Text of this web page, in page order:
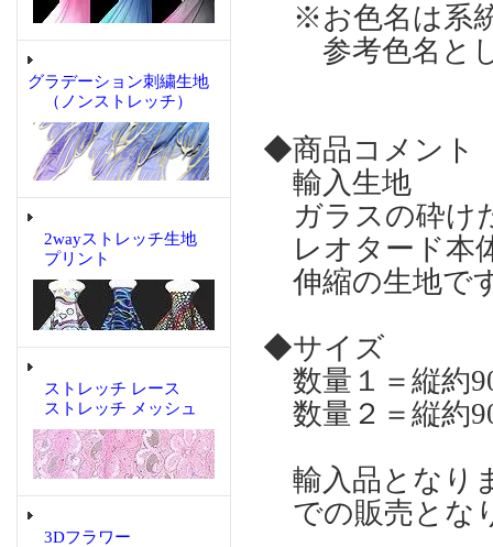
グラデーション刺繍生地
（ノンストレッチ）
2wayストレッチ生地
プリント
ストレッチ レース
ストレッチ メッシュ
3Dフラワー
※お色名は系
参考色名とし
◆商品コメント
輸入生地
ガラスの砕け
レオタード本
伸縮の生地で
◆サイズ
数量１＝縦約
数量２＝縦約
輸入品となり
での販売とな